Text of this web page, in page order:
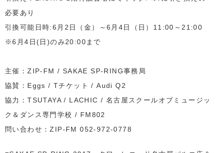
必要あり
引換可能日時:6月2日（金）～6月4日（日）11:00～21:00
※6月4日(日)のみ20:00まで
主催：ZIP-FM / SAKAE SP-RING事務局
協賛：Eggs / Tチケット / Audi Q2
協力：TSUTAYA / LACHIC / 名古屋スクールオブミュージッ
ク＆ダンス専門学校 / FM802
問い合わせ：ZIP-FM 052-972-0778